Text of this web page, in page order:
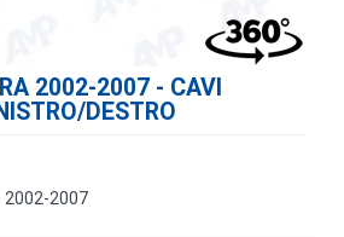
2002-2007 - CAVI
DESTRO
2002-2007